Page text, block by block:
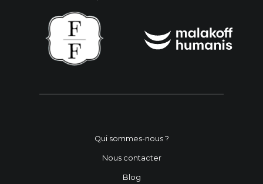
Qui sommes-nous ?
Nous contacter
Blog